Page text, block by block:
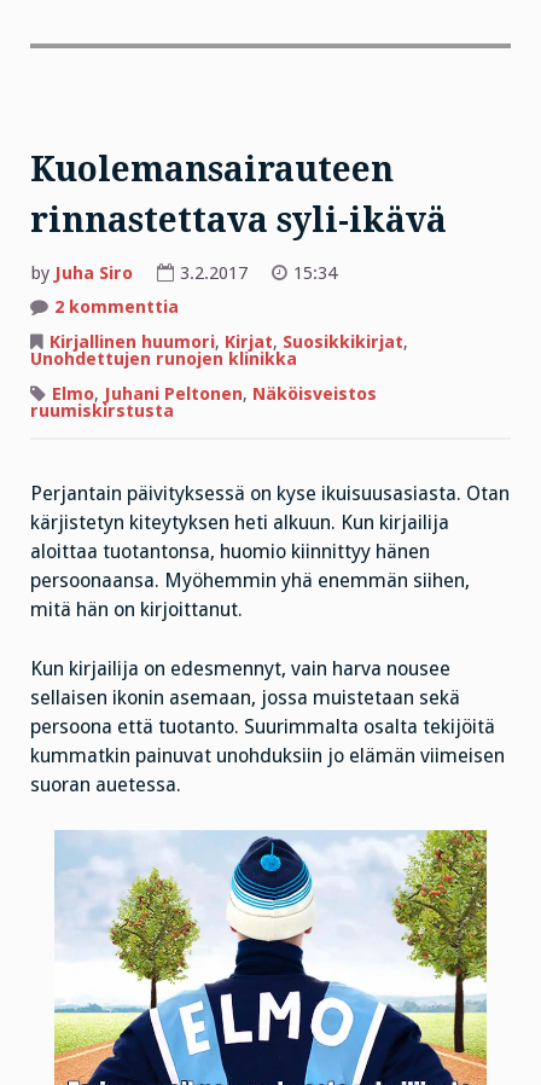
Kuolemansairauteen
rinnastettava syli-ikävä
by Juha Siro 3.2.2017
15:34
2 kommenttia
rinnastettava
syli-
ikävä
Kirjallinen huumori, Kirjat, Suosikkikirjat,
Unohdettujen runojen klinikka
Elmo, Juhani Peltonen, Näköisveistos
ruumiskirstusta
Perjantain päivityksessä on kyse ikuisuusasiasta. Otan
kärjistetyn kiteytyksen heti alkuun. Kun kirjailija
aloittaa tuotantonsa, huomio kiinnittyy hänen
persoonaansa. Myöhemmin yhä enemmän siihen,
mitä hän on kirjoittanut.
Kun kirjailija on edesmennyt, vain harva nousee
sellaisen ikonin asemaan, jossa muistetaan sekä
persoona että tuotanto. Suurimmalta osalta tekijöitä
kummatkin painuvat unohduksiin jo elämän viimeisen
suoran auetessa.